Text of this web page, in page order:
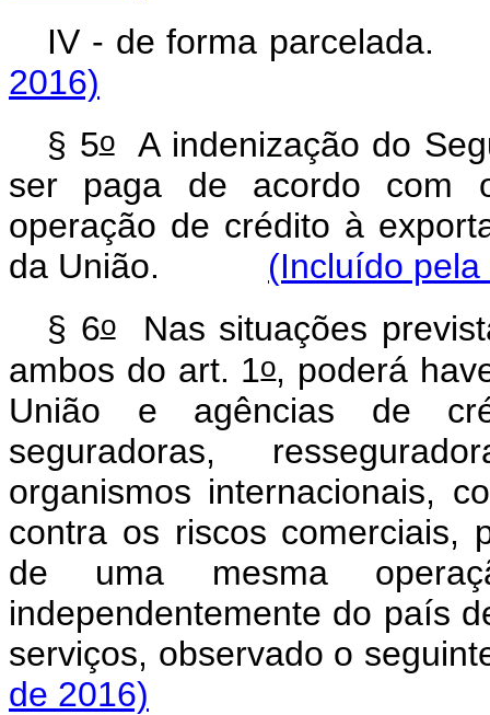
IV - de forma
2016)
§ 5oA indenização do
ser paga de acordo com
operação de crédito à
da União. (Incluído
§ 6oNas situações
ambos do art. 1o, poderá
União e agências de
seguradoras,
organismos internacionais,
contra os riscos comerciais,
de uma mesma
independentemente do país
serviços, observado o
de 2016)